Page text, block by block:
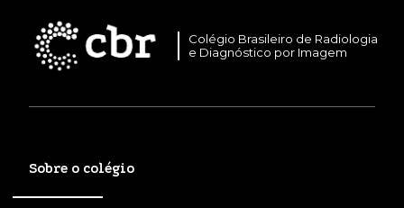
Colégio Brasileiro de Radiologia
e Diagnóstico por Imagem
Sobre o colégio